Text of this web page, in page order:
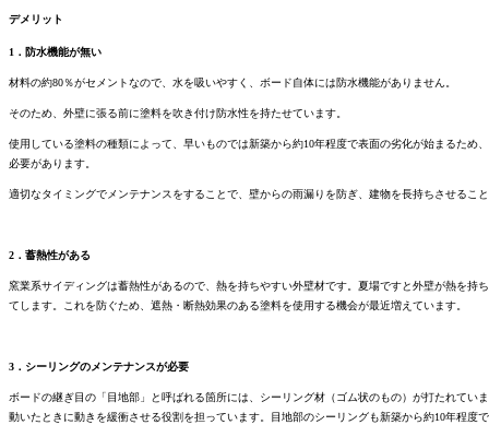
デメリット
1．防水機能が無い
材料の約80％がセメントなので、水を吸いやすく、ボード自体には防水機能がありません。
そのため、外壁に張る前に塗料を吹き付け防水性を持たせています。
使用している塗料の種類によって、早いものでは新築から約10年程度で表面の劣化が始まるため
必要があります。
適切なタイミングでメンテナンスをすることで、壁からの雨漏りを防ぎ、建物を長持ちさせるこ
2．蓄熱性がある
窯業系サイディングは蓄熱性があるので、熱を持ちやすい外壁材です。夏場ですと外壁が熱を持
てします。これを防ぐため、遮熱・断熱効果のある塗料を使用する機会が最近増えています。
3．シーリングのメンテナンスが必要
ボードの継ぎ目の「目地部」と呼ばれる箇所には、シーリング材（ゴム状のもの）が打たれてい
動いたときに動きを緩衝させる役割を担っています。目地部のシーリングも新築から約10年程度